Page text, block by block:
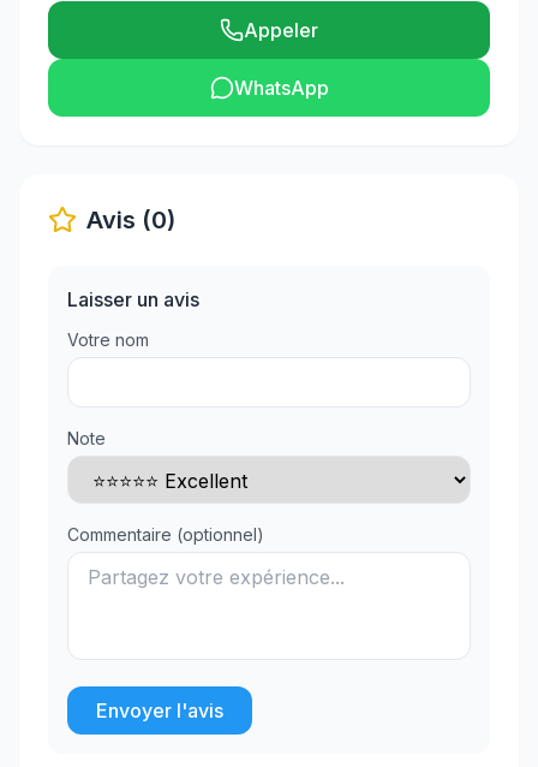
Appeler
WhatsApp
Avis (0)
Laisser un avis
Votre nom
Note
Commentaire (optionnel)
Envoyer l'avis